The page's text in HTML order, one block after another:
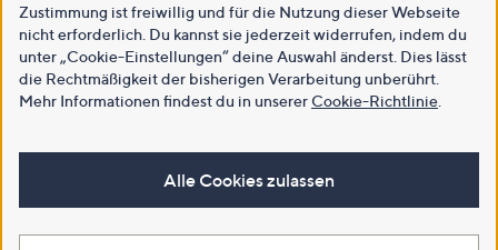
Zustimmung ist freiwillig und für die Nutzung dieser Webseite
nicht erforderlich. Du kannst sie jederzeit widerrufen, indem du
unter „Cookie-Einstellungen“ deine Auswahl änderst. Dies lässt
die Rechtmäßigkeit der bisherigen Verarbeitung unberührt.
Mehr Informationen findest du in unsererCookie-Richtlinie
Alle Cookies zulassen